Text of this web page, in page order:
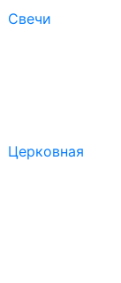
Свечи
Церковная